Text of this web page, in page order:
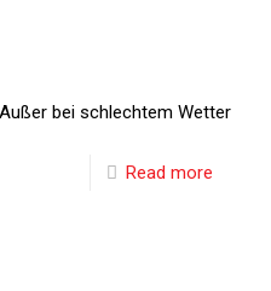
bei schlechtem Wetter
Read more